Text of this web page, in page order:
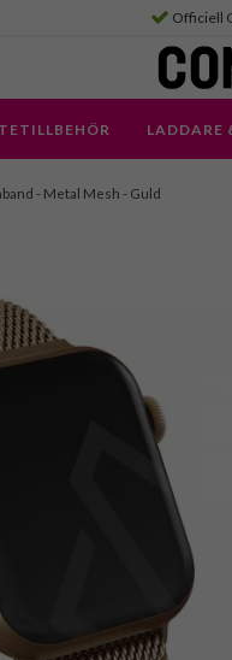
Officiell
LADDARE
- Metal Mesh - Guld